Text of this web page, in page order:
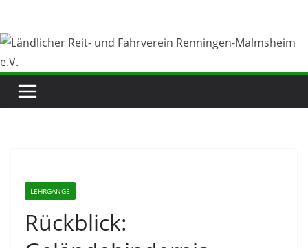
springen
LEHRGÄNGE
Rückblick: